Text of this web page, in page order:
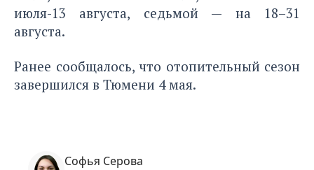
июля-13 августа, седьмой — на 18–31
августа.
Ранее сообщалось, что отопительный сезон
завершился в Тюмени 4 мая.
Софья Серова